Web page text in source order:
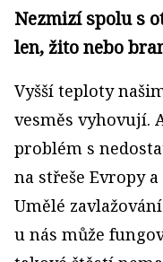
Nezmizí spolu s
len, žito nebo
Vyšší teploty
vesměs vyhovují.
problém s
na střeše Evropy
Umělé
u nás může